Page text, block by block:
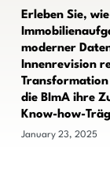
Erleben Sie,
moderner
Innenrevision
Transformation
die BImA ihre
Know-how-
January 23, 2025